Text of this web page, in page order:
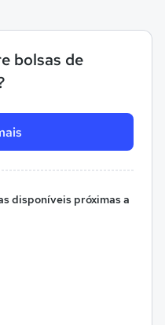
bolsas de
disponíveis próximas a